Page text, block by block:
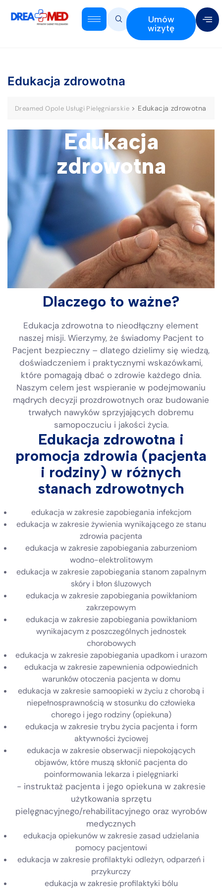
Umów
wizytę
Edukacja zdrowotna
Dreamed Opole Usługi Pielęgniarskie > Edukacja zdrowotna
Edukacja
zdrowotna
Dlaczego to ważne?
Edukacja zdrowotna to nieodłączny element
naszej misji. Wierzymy, że świadomy Pacjent to
Pacjent bezpieczny – dlatego dzielimy się wiedzą,
doświadczeniem i praktycznymi wskazówkami,
które pomagają dbać o zdrowie każdego dnia.
Naszym celem jest wspieranie w podejmowaniu
mądrych decyzji prozdrowotnych oraz budowanie
trwałych nawyków sprzyjających dobremu
samopoczuciu i jakości życia.
Edukacja zdrowotna i
promocja zdrowia (pacjenta
i rodziny) w różnych
stanach zdrowotnych
edukacja w zakresie zapobiegania infekcjom
edukacja w zakresie żywienia wynikającego ze stanu
zdrowia pacjenta
edukacja w zakresie zapobiegania zaburzeniom
wodno-elektrolitowym
edukacja w zakresie zapobiegania stanom zapalnym
skóry i błon śluzowych
edukacja w zakresie zapobiegania powikłaniom
zakrzepowym
edukacja w zakresie zapobiegania powikłaniom
wynikajacym z poszczególnych jednostek
chorobowych
edukacja w zakresie zapobiegania upadkom i urazom
edukacja w zakresie zapewnienia odpowiednich
warunków otoczenia pacjenta w domu
edukacja w zakresie samoopieki w życiu z chorobą i
niepełnosprawnością w stosunku do człowieka
chorego i jego rodziny (opiekuna)
edukacja w zakresie trybu życia pacjenta i form
aktywności życiowej
edukacja w zakresie obserwacji niepokojących
objawów, które muszą skłonić pacjenta do
poinformowania lekarza i pielęgniarki
- instruktaż pacjenta i jego opiekuna w zakresie
użytkowania sprzętu
pielęgnacyjnego/rehabilitacyjnego oraz wyrobów
medycznych
edukacja opiekunów w zakresie zasad udzielania
pomocy pacjentowi
edukacja w zakresie profilaktyki odleżyn, odparzeń i
przykurczy
edukacja w zakresie profilaktyki bólu